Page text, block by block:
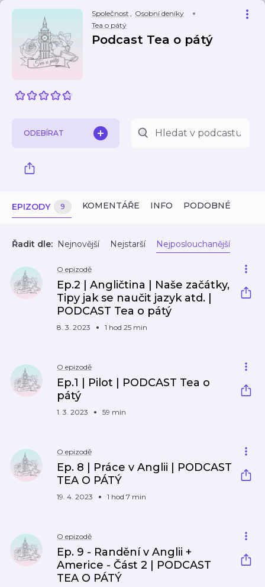
Společnost , Osobní deníky
Tea o pátý
Podcast Tea o pátý
ODEBÍRAT
EPIZODY 9 KOMENTÁŘE INFO PODOBNÉ
Řadit dle: Nejnovější Nejstarší Nejposlouchanější
O epizodě
Ep.2 | Angličtina | Naše začátky,
Tipy jak se naučit jazyk atd. |
PODCAST Tea o pátý
8. 3. 2023 1 hod 25 min
O epizodě
Ep.1 | Pilot | PODCAST Tea o
pátý
1. 3. 2023 59 min
O epizodě
Ep. 8 | Práce v Anglii | PODCAST
TEA O PÁTÝ
19. 4. 2023 1 hod 7 min
O epizodě
Ep. 9 - Randění v Anglii +
Americe - Část 2 | PODCAST
TEA O PÁTÝ